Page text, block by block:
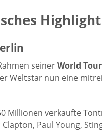
Highlight
seinerWorld
Weltstar nun eine
Millionen verkaufte
Paul Young,